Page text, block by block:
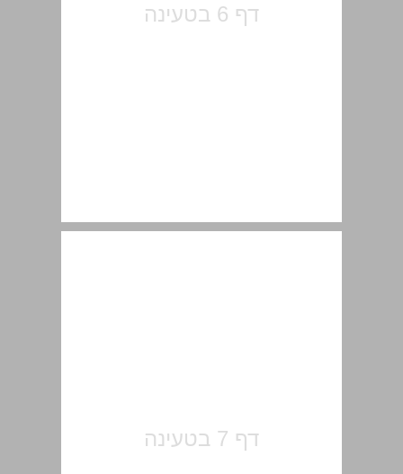
תוכן העניינים ... 7